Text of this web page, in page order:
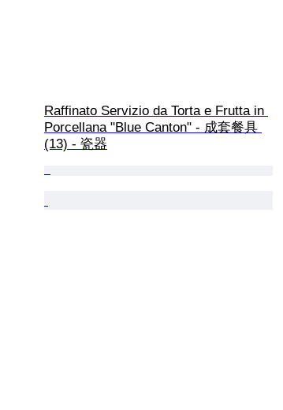
Raffinato Servizio da Torta e Frutta in
Porcellana "Blue Canton" - 成套餐具
(13) - 瓷器